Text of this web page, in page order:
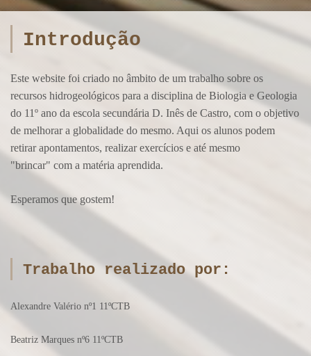
Introdução
Este website foi criado no âmbito de um trabalho sobre os
recursos hidrogeológicos para a disciplina de Biologia e Geologia
do 11º ano da escola secundária D. Inês de Castro, com o objetivo
de melhorar a globalidade do mesmo. Aqui os alunos podem
retirar apontamentos, realizar exercícios e até mesmo
"brincar" com a matéria aprendida.
Esperamos que gostem!
Trabalho realizado por:
Alexandre Valério nº1 11ºCTB
Beatriz Marques nº6 11ºCTB